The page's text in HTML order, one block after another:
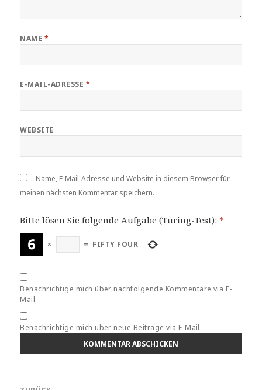
NAME *
E-MAIL-ADRESSE *
WEBSITE
Name, E-Mail-Adresse und Website in diesem Browser für
meinen nächsten Kommentar speichern.
Bitte lösen Sie folgende Aufgabe (Turing-Test): *
× = FIFTY FOUR
Benachrichtige mich über nachfolgende Kommentare via E-
Mail.
Benachrichtige mich über neue Beiträge via E-Mail.